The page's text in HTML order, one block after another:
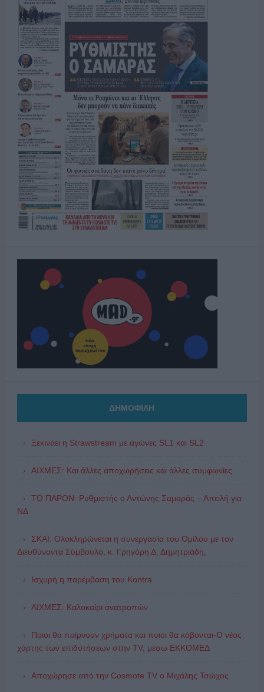
ΔΗΜΟΦΙΛΗ
Ξεκινάει η Strawstream με αγώνες SL1 και SL2
ΑΙΧΜΕΣ: Και άλλες αποχωρήσεις και άλλες συμφωνίες
ΤΟ ΠΑΡΟΝ: Ρυθμιστής ο Αντώνης Σαμαράς – Απειλή για
ΝΔ
ΣΚΑΪ: Ολοκληρώνεται η συνεργασία του Ομίλου με τον
Διευθύνοντα Σύμβουλο, κ. Γρηγόρη Δ. Δημητριάδη,
Ισχυρή η παρέμβαση του Kontra
ΑΙΧΜΕΣ: Καλοκαίρι ανατροπών
Ποιοι θα παίρνουν χρήματα και ποιοι θα κόβονται-Ο νέος
χάρτης των επιδοτήσεων στην TV, μέσω ΕΚΚΟΜΕΔ
Αποχώρησε από την Cosmote TV o Μιχάλης Τσώχος